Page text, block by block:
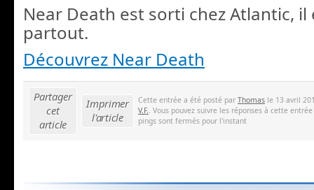
Near Death est sorti chez Atlantic,
partout.
Découvrez Near Death
Partager
cet
article
Imprimer
l'article
Cette entrée a été posté par Thomas le 13 avril
V.F. . Vous pouvez suivre les réponses à cette
pings sont fermés pour l'instant